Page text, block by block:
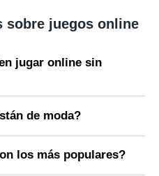
sobre juegos online
jugar online sin
de moda?
los más populares?